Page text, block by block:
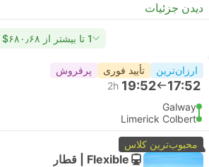
دیدن جزئیات
1 تا بیشتر از ‎$۶۸۰٫۶۸
ارزان‌ترین تأیید فوری پرفروش
17:52
19:52
2h
Galway
Limerick Colbert
محبوب‌ترین کلاس
Flexible | قطار